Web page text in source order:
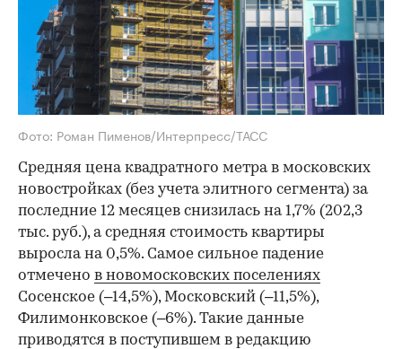
Фото: Роман Пименов/Интерпресс/ТАСС
Средняя цена квадратного метра в московских
новостройках (без учета элитного сегмента) за
последние 12 месяцев снизилась на 1,7% (202,3
тыс. руб.), а средняя стоимость квартиры
выросла на 0,5%. Самое сильное падение
отмечено в новомосковских поселениях
Сосенское (–14,5%), Московский (–11,5%),
Филимонковское (–6%). Такие данные
приводятся в поступившем в редакцию